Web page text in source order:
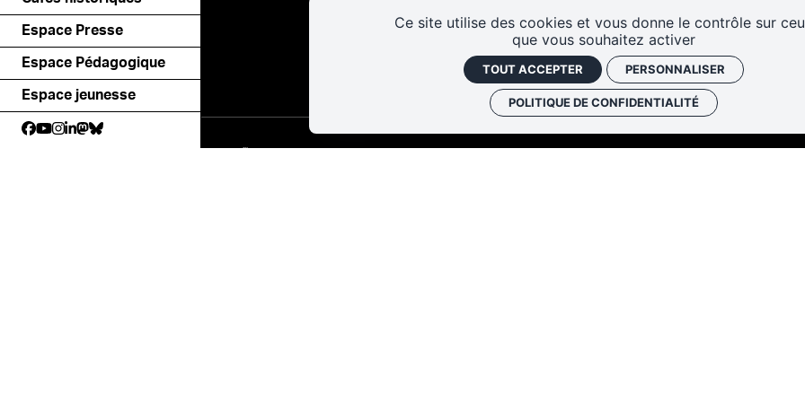
Ce site utilise des cookies et vous donne le contrôle sur
que vous souhaitez activer
TOUT ACCEPTER PERSONNALISER
POLITIQUE DE CONFIDENTIALITÉ
Espace Presse
Espace Pédagogique
Espace jeunesse
Les cafés
historiques
Faire un don